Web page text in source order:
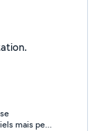
ma présentation.
mais peut